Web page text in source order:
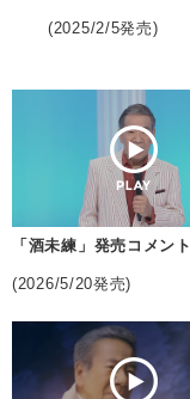
(2025/2/5発売)
「酒未練」発売コメント
(2026/5/20発売)